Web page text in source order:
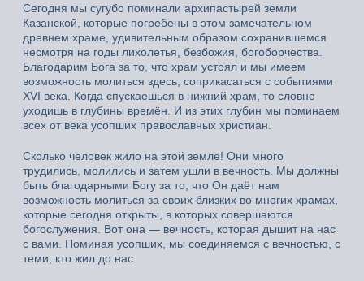
Сегодня мы сугубо поминали архипастырей земли
Казанской, которые погребены в этом замечательном
древнем храме, удивительным образом сохранившемся
несмотря на годы лихолетья, безбожия, богоборчества.
Благодарим Бога за то, что храм устоял и мы имеем
возможность молиться здесь, соприкасаться с событиями
XVI века. Когда спускаешься в нижний храм, то словно
уходишь в глубины времён. И из этих глубин мы поминаем
всех от века усопших православных христиан.
Сколько человек жило на этой земле! Они много
трудились, молились и затем ушли в вечность. Мы должны
быть благодарными Богу за то, что Он даёт нам
возможность молиться за своих близких во многих храмах,
которые сегодня открыты, в которых совершаются
богослужения. Вот она — вечность, которая дышит на нас
с вами. Поминая усопших, мы соединяемся с вечностью, с
теми, кто жил до нас.